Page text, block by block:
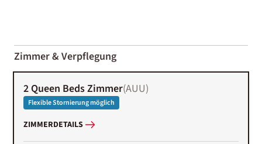
01-02
Zimmer & Verpflegung
2 Queen Beds Zimmer(AUU)
Flexible Stornierung möglich
ZIMMERDETAILS